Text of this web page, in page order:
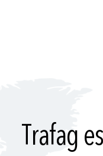
Trafag